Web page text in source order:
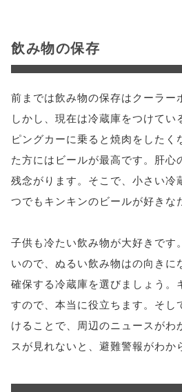
飲み物の保存
前までは飲み物の保存はクーラー
しかし、現在は冷蔵庫をつけてい
ピングカーに乗ると焼肉をしたく
た方にはビールが最高です。肝心
残念がります。そこで、小さい冷
つでもキンキンのビールが好きな
子供も冷たい飲み物が大好きです
いので、ぬるい飲み物はの向きに
確保する冷蔵庫を選びましょう。
すので、本当に役立ちます。そし
けることで、周辺のニュースがわ
スが見れないと、避難警報がわか